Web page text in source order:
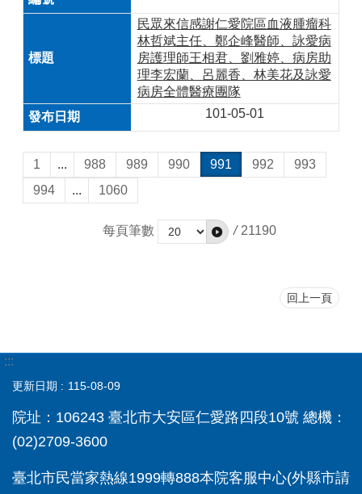
民眾來信感謝仁愛院區血液腫瘤科
林哲斌主任、鄭企峰醫師、詠愛病
房護理師王相君、劉雅婷、病房助
理李宏蘭、呂麗香、林美花及詠愛
病房全體醫療團隊
101-05-01
1 ... 988 989 990 991 992
993
994
... 1060
每頁筆數 / 21190
回上一頁
:::
更新日期 115-08-09
院址：106243 臺北市大安區仁愛路四段10號 總機：
(02)2709-3600
臺北市民當家熱線1999轉888本院客服中心(外縣市請